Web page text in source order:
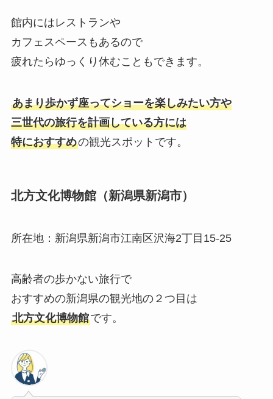
館内にはレストランや
カフェスペースもあるので
疲れたらゆっくり休むこともできます。
あまり歩かず座ってショーを楽しみたい方や
三世代の旅行を計画している方には
特におすすめの観光スポットです。
北方文化博物館（新潟県新潟市）
所在地：新潟県新潟市江南区沢海2丁目15-25
高齢者の歩かない旅行で
おすすめの新潟県の観光地の２つ目は
北方文化博物館です。